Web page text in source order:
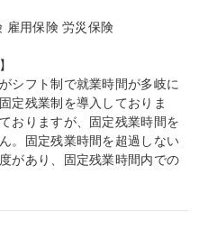
雇用保険 労災保険
シフト制で就業時間が多岐に
定残業制を導入しておりま
おりますが、固定残業時間を
。固定残業時間を超過しない
があり、固定残業時間内での